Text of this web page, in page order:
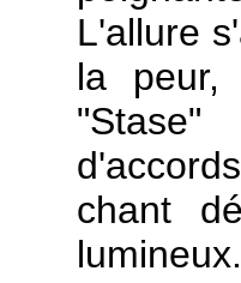
L'allure
la peur,
chant